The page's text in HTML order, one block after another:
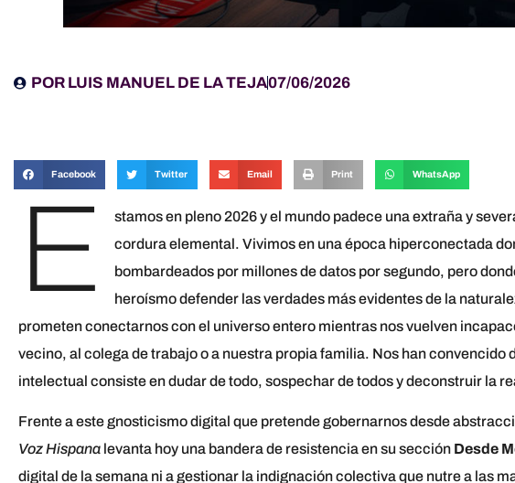
POR LUIS MANUEL DE LA TEJA07/06/2026
Facebook Twitter Email Print WhatsApp
E
stamos en pleno 2026 y el mundo padece una extraña y
cordura elemental. Vivimos en una época hiperconectada
bombardeados por millones de datos por segundo, pero
heroísmo defender las verdades más evidentes de la
prometen conectarnos con el universo entero mientras nos vuelven
vecino, al colega de trabajo o a nuestra propia familia. Nos han convencido
intelectual consiste en dudar de todo, sospechar de todos y deconstruir la
Frente a este gnosticismo digital que pretende gobernarnos desde
Voz Hispana levanta hoy una bandera de resistencia en su sección Desde
digital de la semana ni a gestionar la indignación colectiva que nutre a las